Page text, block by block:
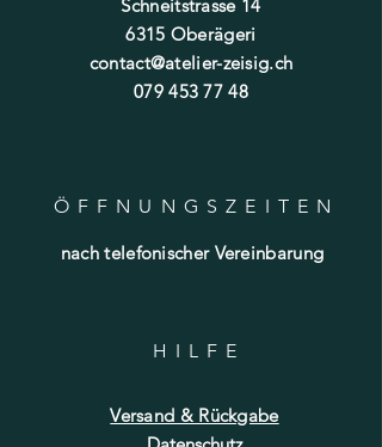
Schneitstrasse 14
6315 Oberägeri
contact@atelier-zeisig.ch
079 453 77 48
ÖFFNUNGSZEITE N
nach telefonischer Vereinbarung
HILF E
Versand & Rückgabe